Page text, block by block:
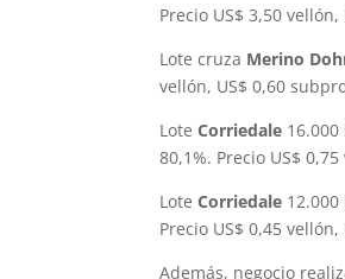
Precio US$ 3,50
Lote cruza Merino
vellón, US$ 0,60
LoteCorriedale
80,1%. Precio US$
LoteCorriedale
Precio US$ 0,45
Además, negocio